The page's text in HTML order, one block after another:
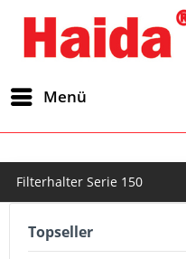
Menü
Filterhalter Serie 150
Topseller